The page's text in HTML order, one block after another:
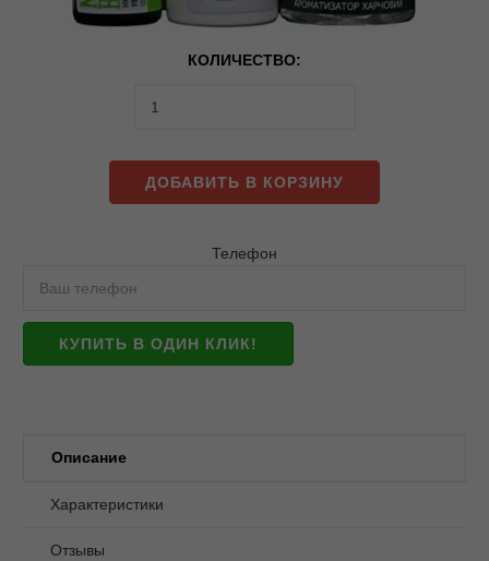
КОЛИЧЕСТВО:
ДОБАВИТЬ В КОРЗИНУ
Телефон
КУПИТЬ В ОДИН КЛИК!
Описание
Характеристики
Отзывы